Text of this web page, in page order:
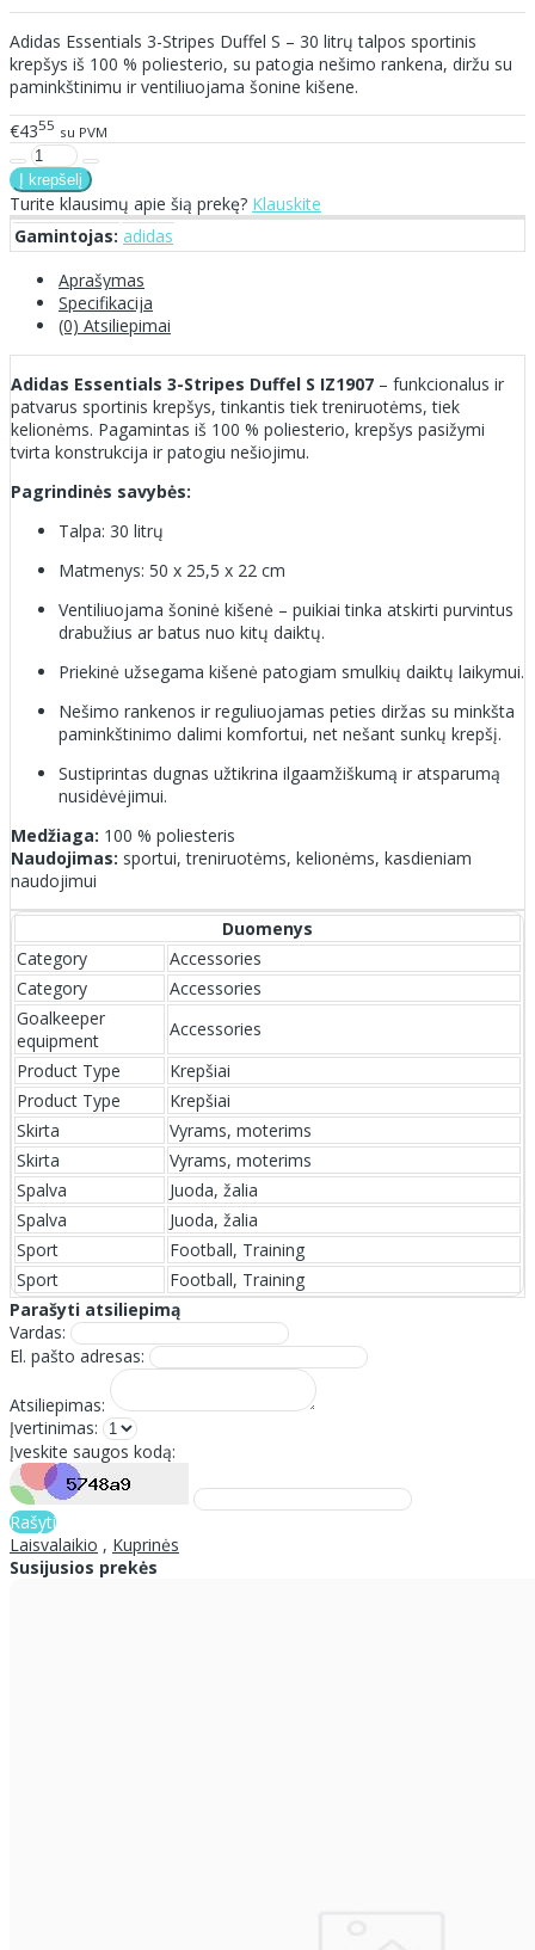
Adidas Essentials 3-Stripes Duffel S – 30 litrų talpos sportinis
krepšys iš 100 % poliesterio, su patogia nešimo rankena, diržu su
paminkštinimu ir ventiliuojama šonine kišene.
€4355 su PVM
Turite klausimų apie šią prekę? Klauskite
Gamintojas: adidas
Aprašymas
Specifikacija
(0) Atsiliepimai
Adidas Essentials 3-Stripes Duffel S IZ1907 – funkcionalus ir
patvarus sportinis krepšys, tinkantis tiek treniruotėms, tiek
kelionėms. Pagamintas iš 100 % poliesterio, krepšys pasižymi
tvirta konstrukcija ir patogiu nešiojimu.
Pagrindinės savybės:
Talpa: 30 litrų
Matmenys: 50 x 25,5 x 22 cm
Ventiliuojama šoninė kišenė – puikiai tinka atskirti purvintus
drabužius ar batus nuo kitų daiktų.
Priekinė užsegama kišenė patogiam smulkių daiktų laikymui.
Nešimo rankenos ir reguliuojamas peties diržas su minkšta
paminkštinimo dalimi komfortui, net nešant sunkų krepšį.
Sustiprintas dugnas užtikrina ilgaamžiškumą ir atsparumą
nusidėvėjimui.
Medžiaga: 100 % poliesteris
Naudojimas: sportui, treniruotėms, kelionėms, kasdieniam
naudojimui
Duomenys
Category
Accessories
Category
Accessories
Goalkeeper
equipment
Accessories
Product Type
Krepšiai
Product Type
Krepšiai
Skirta
Vyrams, moterims
Skirta
Vyrams, moterims
Spalva
Juoda, žalia
Spalva
Juoda, žalia
Sport
Football, Training
Sport
Football, Training
Parašyti atsiliepimą
Vardas:
El. pašto adresas:
Atsiliepimas:
Įvertinimas:
Įveskite saugos kodą:
Rašyti
Laisvalaikio , Kuprinės
Susijusios prekės